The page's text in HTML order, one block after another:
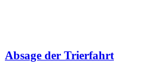
Absage der Trierfahrt